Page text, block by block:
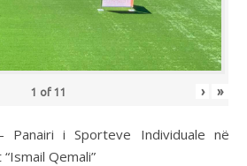
1 of 11 › »
Panairi i Sporteve Individuale në
Qemali”